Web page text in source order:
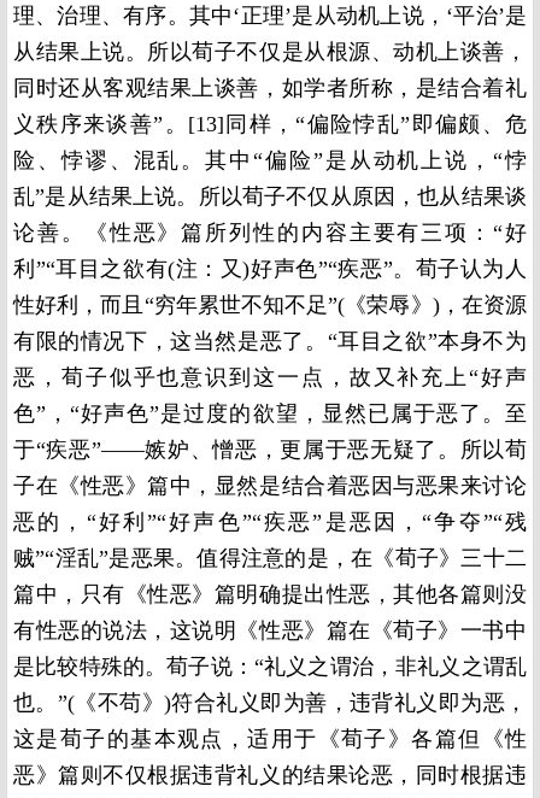
理、治理、有序。其中‘正理’是从动机上说，‘平治’是
从结果上说。所以荀子不仅是从根源、动机上谈善，
同时还从客观结果上谈善，如学者所称，是结合着礼
义秩序来谈善”。[13]同样，“偏险悖乱”即偏颇、危
险、悖谬、混乱。其中“偏险”是从动机上说，“悖
乱”是从结果上说。所以荀子不仅从原因，也从结果谈
论善。《性恶》篇所列性的内容主要有三项：“好
利”“耳目之欲有(注：又)好声色”“疾恶”。荀子认为人
性好利，而且“穷年累世不知不足”(《荣辱》)，在资源
有限的情况下，这当然是恶了。“耳目之欲”本身不为
恶，荀子似乎也意识到这一点，故又补充上“好声
色”，“好声色”是过度的欲望，显然已属于恶了。至
于“疾恶”——嫉妒、憎恶，更属于恶无疑了。所以荀
子在《性恶》篇中，显然是结合着恶因与恶果来讨论
恶的，“好利”“好声色”“疾恶”是恶因，“争夺”“残
贼”“淫乱”是恶果。值得注意的是，在《荀子》三十二
篇中，只有《性恶》篇明确提出性恶，其他各篇则没
有性恶的说法，这说明《性恶》篇在《荀子》一书中
是比较特殊的。荀子说：“礼义之谓治，非礼义之谓乱
也。”(《不苟》)符合礼义即为善，违背礼义即为恶，
这是荀子的基本观点，适用于《荀子》各篇但《性
恶》篇则不仅根据违背礼义的结果论恶，同时根据违